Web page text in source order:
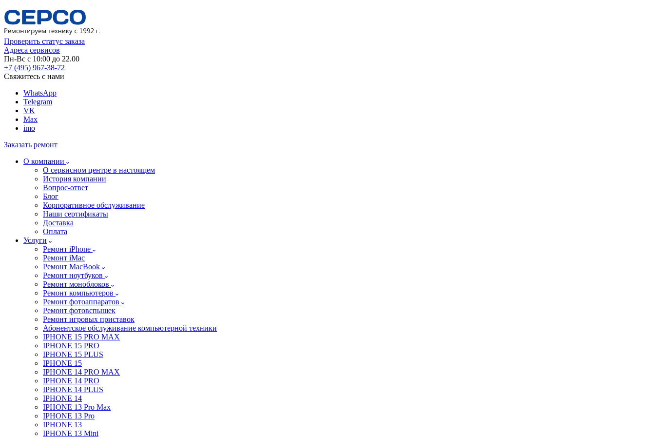
Проверить статус заказа
Адреса сервисов
Пн-Вс с 10:00 до 22.00
+7 (495) 967-38-72
Свяжитесь с нами
WhatsApp
Telegram
VK
Max
imo
Заказать ремонт
О компании
О сервисном центре в настоящем
История компании
Вопрос-ответ
Блог
Корпоративное обслуживание
Наши сертификаты
Доставка
Оплата
Услуги
Ремонт iPhone
Ремонт iMac
Ремонт MacBook
Ремонт ноутбуков
Ремонт моноблоков
Ремонт компьютеров
Ремонт фотоаппаратов
Ремонт фотовспышек
Ремонт игровых приставок
Абонентское обслуживание компьютерной техники
IPHONE 15 PRO MAX
IPHONE 15 PRO
IPHONE 15 PLUS
IPHONE 15
IPHONE 14 PRO MAX
IPHONE 14 PRO
IPHONE 14 PLUS
IPHONE 14
IPHONE 13 Pro Max
IPHONE 13 Pro
IPHONE 13
IPHONE 13 Mini